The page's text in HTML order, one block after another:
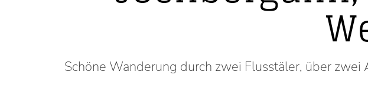
Schöne Wanderung durch zwei Flusstäler, über